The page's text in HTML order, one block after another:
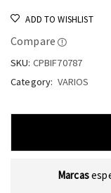
ADD TO WISHLIST
Compare
SKU: CPBIF70787
Category: VARIOS
Marcas